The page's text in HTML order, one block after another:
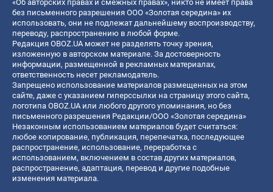
«Об авторских правах и смежных правах», никто не имеет права
без письменного разрешения ООО «Золотая середина» их
использовать, они не подлежат дальнейшему воспроизводству,
переводу, распространению в любой форме.
Редакция OBOZ.UA может не разделять точку зрения,
изложенную в авторском материале. За достоверность
информации, размещенной в рекламных материалах,
ответственность несет рекламодатель.
Запрещено использование материалов размещенных на этом
сайте, даже с указанием гиперссылки на страницу этого сайта,
логотипа OBOZ.UA или любого другого упоминания, но без
письменного разрешения Редакции/ООО «Золотая середина»
Незаконным использованием материалов будет считаться:
любое копирование, публикация, перепечатка, последующее
распространение, использование, переработка с
использованием, включением в состав других материалов,
распространение, адаптация, перевод и другие подобные
изменения материала.